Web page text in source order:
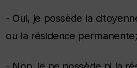
- Oui, je possède la
ou la résidence